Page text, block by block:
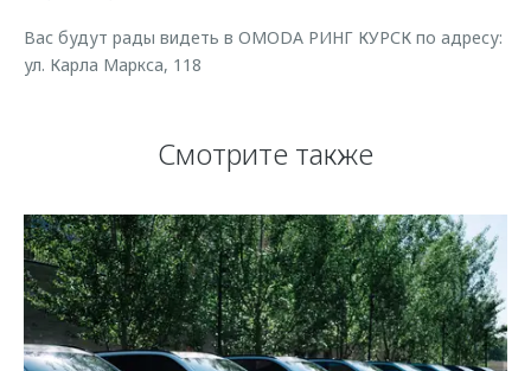
Вас будут рады видеть в OMODA РИНГ КУРСК по адресу:
ул. Карла Маркса, 118
Смотрите также